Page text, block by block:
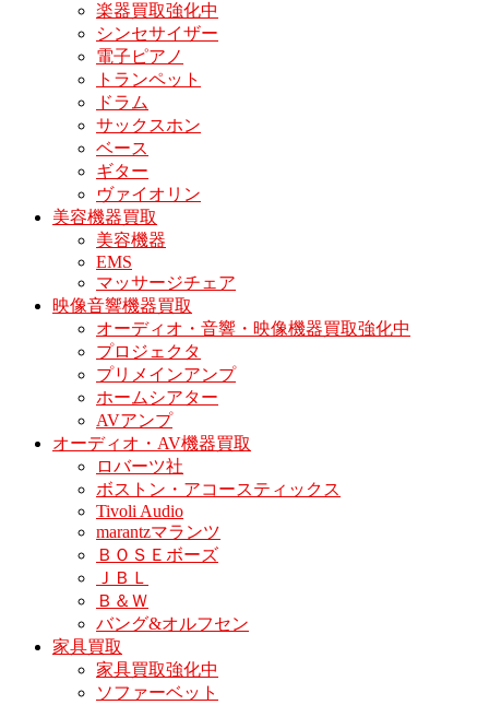
楽器買取強化中
シンセサイザー
電子ピアノ
トランペット
ドラム
サックスホン
ベース
ギター
ヴァイオリン
美容機器買取
美容機器
EMS
マッサージチェア
映像音響機器買取
オーディオ・音響・映像機器買取強化中
プロジェクタ
プリメインアンプ
ホームシアター
AVアンプ
オーディオ・AV機器買取
ロバーツ社
ボストン・アコースティックス
Tivoli Audio
marantzマランツ
ＢＯＳＥボーズ
ＪＢＬ
Ｂ＆Ｗ
バング&オルフセン
家具買取
家具買取強化中
ソファーベット